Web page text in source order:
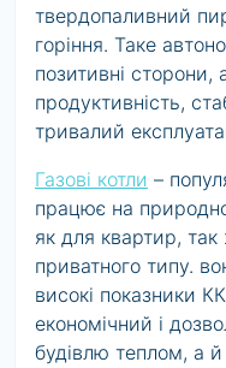
твердопаливний
горіння. Таке
позитивні сторони,
продуктивність,
тривалий
Газові котли –
працює на
як для квартир, так
приватного типу.
високі показники
економічний і
будівлю теплом, а